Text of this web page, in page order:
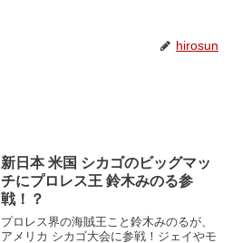
hirosun
新日本 米国 シカゴのビッグマッ
チにプロレス王 鈴木みのる参
戦！？
プロレス界の海賊王こと鈴木みのるが、
アメリカ シカゴ大会に参戦！ジェイやモ